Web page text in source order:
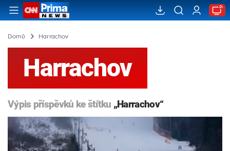
Domů Harrachov
Harrachov
Výpis příspěvků ke štítku „Harrachov“